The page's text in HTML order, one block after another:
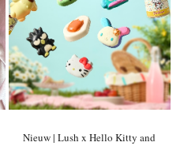
Nieuw | Lush x Hello Kitty and